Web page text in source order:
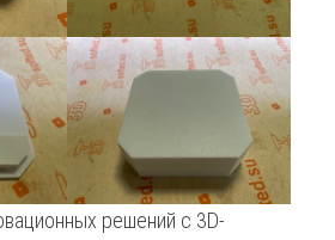
решений с 3D-